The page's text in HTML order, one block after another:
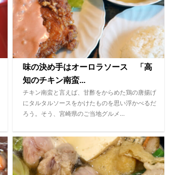
味の決め手はオーロラソース 「高
知のチキン南蛮...
チキン南蛮と言えば、甘酢をからめた鶏の唐揚げ
にタルタルソースをかけたものを思い浮かべるだ
ろう。そう、宮崎県のご当地グルメ…